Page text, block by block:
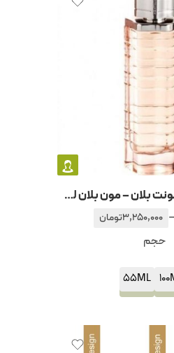
عطر ادکلن زنانه مونت بلان – مون بلان لجند
3,250,000تومان
حجم
55ML